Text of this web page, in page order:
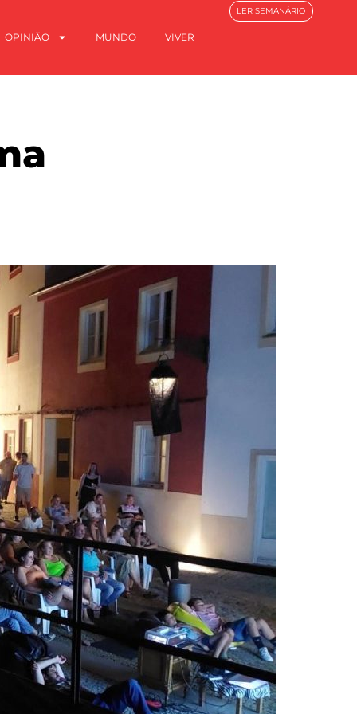
OPINIÃO MUNDO VIVER
LER SEMANÁRIO